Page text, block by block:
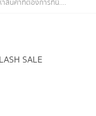
SALE